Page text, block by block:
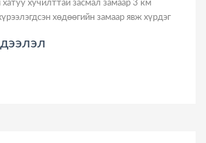
хучилттай засмал замаар 3 км
хөдөөгийн замаар явж хүрдэг